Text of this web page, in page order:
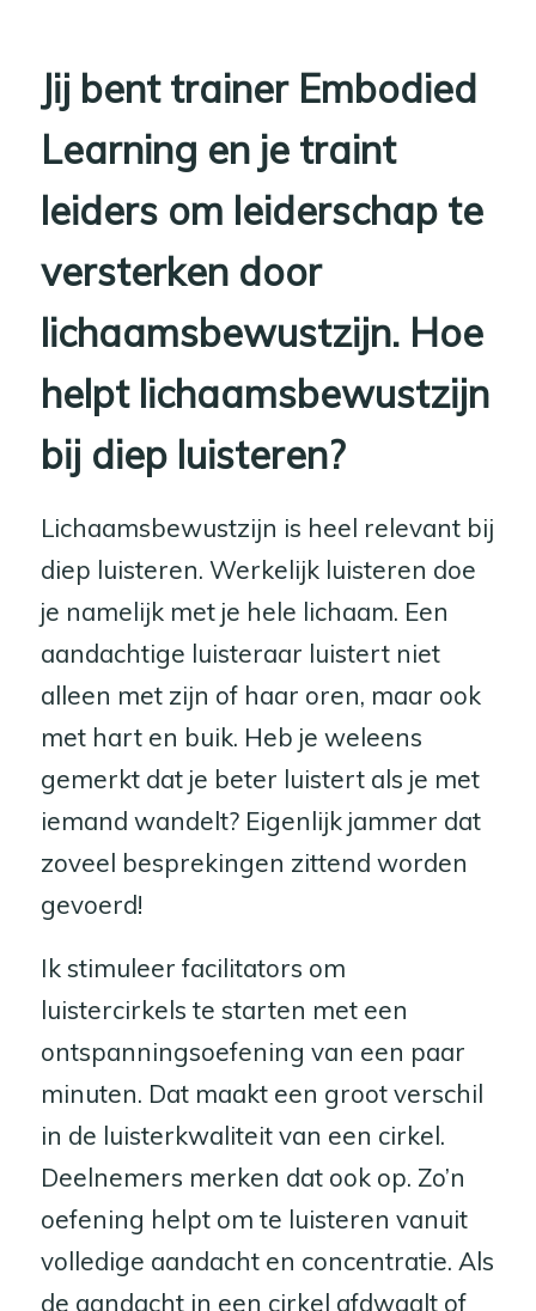
Jij bent trainer Embodied
Learning en je traint
leiders om leiderschap te
versterken door
lichaamsbewustzijn. Hoe
helpt lichaamsbewustzijn
bij diep luisteren?
Lichaamsbewustzijn is heel relevant bij
diep luisteren. Werkelijk luisteren doe
je namelijk met je hele lichaam. Een
aandachtige luisteraar luistert niet
alleen met zijn of haar oren, maar ook
met hart en buik. Heb je weleens
gemerkt dat je beter luistert als je met
iemand wandelt? Eigenlijk jammer dat
zoveel besprekingen zittend worden
gevoerd!
Ik stimuleer facilitators om
luistercirkels te starten met een
ontspanningsoefening van een paar
minuten. Dat maakt een groot verschil
in de luisterkwaliteit van een cirkel.
Deelnemers merken dat ook op. Zo’n
oefening helpt om te luisteren vanuit
volledige aandacht en concentratie. Als
de aandacht in een cirkel afdwaalt of